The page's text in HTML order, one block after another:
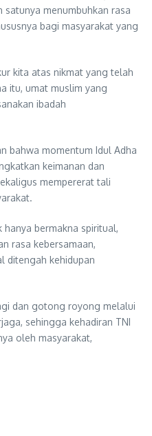
satunya menumbuhkan rasa
bagi masyarakat yang
kita atas nikmat yang telah
itu, umat muslim yang
ibadah
bahwa momentum Idul Adha
keimanan dan
mempererat tali
bermakna spiritual,
rasa kebersamaan,
ditengah kehidupan
dan gotong royong melalui
sehingga kehadiran TNI
oleh masyarakat,